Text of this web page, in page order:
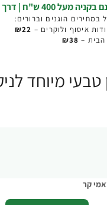
ש"ח | דרך איפוסט עד 5 ק"ג
במחירים הוגנים וברורים:
איסוף ולוקרים – ₪22
–
₪38
מיוחד
קר